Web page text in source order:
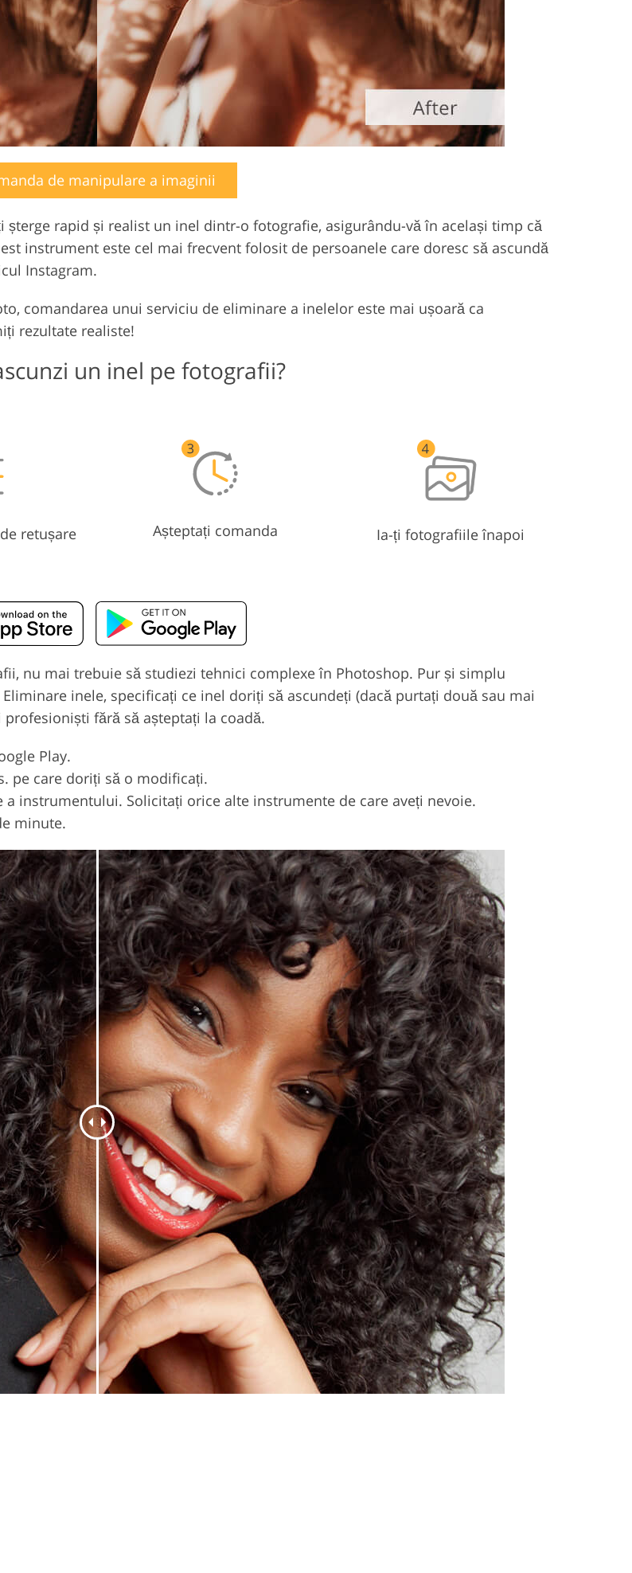
de manipulare a imaginii
rapid și realist un inel dintr-o fotografie, asigurându-vă în același timp că
instrument este cel mai frecvent folosit de persoanele care doresc să ascundă
Instagram.
comandarea unui serviciu de eliminare a inelelor este mai ușoară ca
rezultate realiste!
un inel pe fotografii?
retușare Așteptați comanda Ia-ți fotografiile înapoi
nu mai trebuie să studiezi tehnici complexe în Photoshop. Pur și simplu
inele, specificați ce inel doriți să ascundeți (dacă purtați două sau mai
fără să așteptați la coadă.
Play.
pe care doriți să o modificați.
instrumentului. Solicitați orice alte instrumente de care aveți nevoie.
minute.